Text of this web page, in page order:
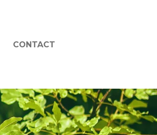
CONTACT